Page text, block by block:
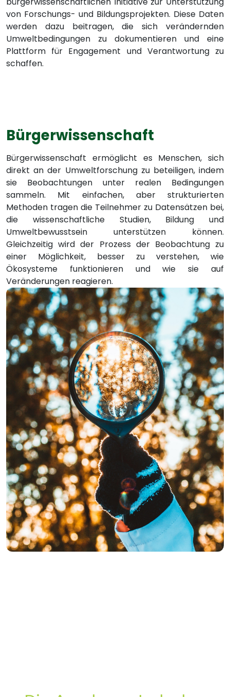
von Forschungs- und Bildungsprojekten. Diese Daten
werden dazu beitragen, die sich verändernden
Umweltbedingungen zu dokumentieren und eine
Plattform für Engagement und Verantwortung zu
schaffen.
Bürgerwissenschaft
Bürgerwissenschaft ermöglicht es Menschen, sich
direkt an der Umweltforschung zu beteiligen, indem
sie Beobachtungen unter realen Bedingungen
sammeln. Mit einfachen, aber strukturierten
Methoden tragen die Teilnehmer zu Datensätzen bei,
die wissenschaftliche Studien, Bildung und
Umweltbewusstsein unterstützen können.
Gleichzeitig wird der Prozess der Beobachtung zu
einer Möglichkeit, besser zu verstehen, wie
Ökosysteme funktionieren und wie sie auf
Veränderungen reagieren.